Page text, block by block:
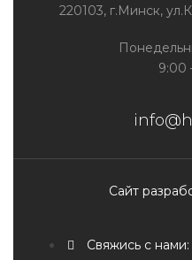
220103, г.Минск,
9:00
Сайт
Свяжись с нами: